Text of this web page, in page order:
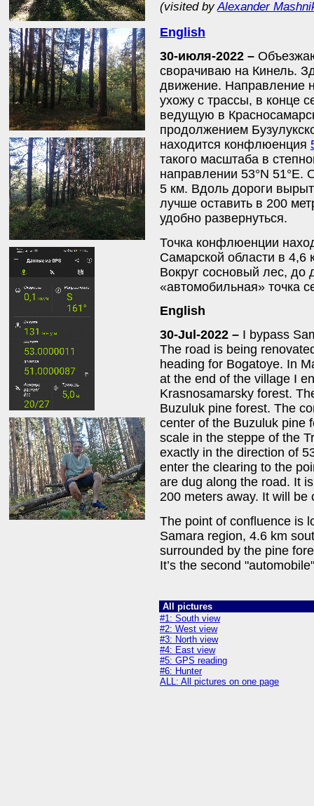
(visited byAlexander
English
30-июля-2022 –
сворачиваю на Кинель.
движение. Направление
ухожу с трассы, в конце
ведущую в
продолжением
находится конфлюенция
такого масштаба в
направлении 53°N 51°E.
5 км. Вдоль дороги
лучше оставить в 200
удобно развернуться.
Точка конфлюенции
Самарской области в 4,6
Вокруг сосновый лес, до
«автомобильная» точка
English
30-Jul-2022 – I bypass
The road is being
heading for Bogatoye. In
at the end of the village I
Krasnosamarsky forest.
Buzuluk pine forest. The
center of the Buzuluk pine
scale in the steppe of the
exactly in the direction of
enter the clearing to the
are dug along the road. It
200 meters away. It will
The point of confluence is
Samara region, 4.6 km
surrounded by the pine
It’s the second
All pictures
#1: South view
#2: West view
#3: North view
#4: East view
#5: GPS reading
#6: Hunter
ALL: All pictures on one page